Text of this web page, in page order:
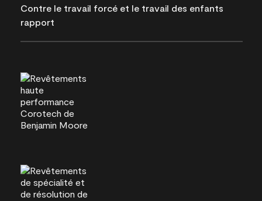
Contre le travail forcé et le travail des enfants
rapport